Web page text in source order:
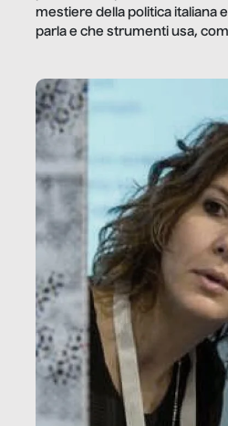
mestiere della politica italiana
parla e che strumenti usa,